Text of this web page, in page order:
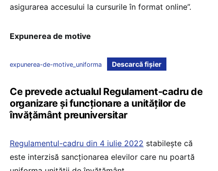
asigurarea accesului la cursurile în format online”.
Expunerea de motive
expunerea-de-motive_uniforma Descarcă fișier
Ce prevede actualul Regulament-cadru de
organizare și funcționare a unităților de
învățământ preuniversitar
Regulamentul-cadru din 4 iulie 2022 stabilește că
este interzisă sancționarea elevilor care nu poartă